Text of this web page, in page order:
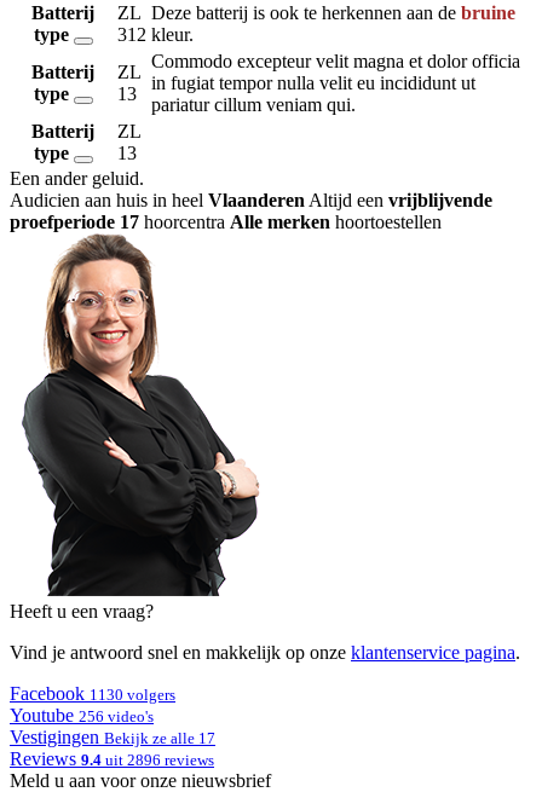
Batterij
type
ZL
312
Deze batterij is ook te herkennen aan de bruine
kleur.
Batterij
type
ZL
13
Commodo excepteur velit magna et dolor officia
in fugiat tempor nulla velit eu incididunt ut
pariatur cillum veniam qui.
Batterij
type
ZL
13
Een ander geluid.
Audicien aan huis in heel Vlaanderen Altijd een vrijblijvende
proefperiode 17 hoorcentra Alle merken hoortoestellen
Heeft u een vraag?
Vind je antwoord snel en makkelijk op onze klantenservice pagina.
Facebook 1130 volgers
Youtube 256 video's
Vestigingen Bekijk ze alle 17
Reviews 9.4 uit 2896 reviews
Meld u aan voor onze nieuwsbrief